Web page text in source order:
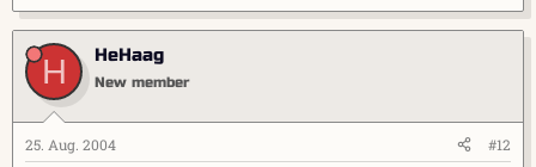
H HeHaag
New member
25. Aug. 2004 #12